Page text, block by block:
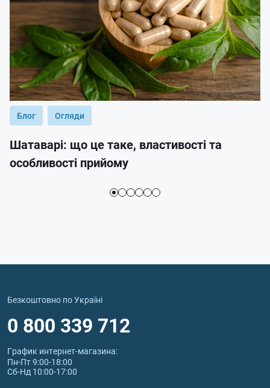
Блог Огляди
Шатаварі: що це таке, властивості та
особливості прийому
Безкоштовно по Україні
0 800 339 712
График интернет‑магазина:
Пн-Пт 9:00-18:00
Сб-Нд 10:00-17:00